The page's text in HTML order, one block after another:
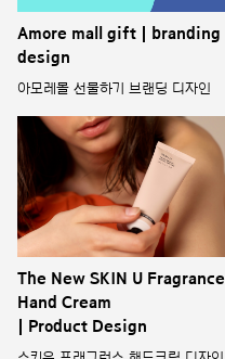
Amore mall gift | branding
design
아모레몰 선물하기 브랜딩 디자인
The New SKIN U Fragrance
Hand Cream
| Product Design